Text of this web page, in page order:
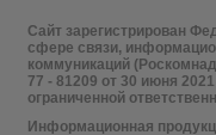
Сайт зарегистрирован
сфере связи,
коммуникаций
77 - 81209 от 30 июня
ограниченной
Информационная